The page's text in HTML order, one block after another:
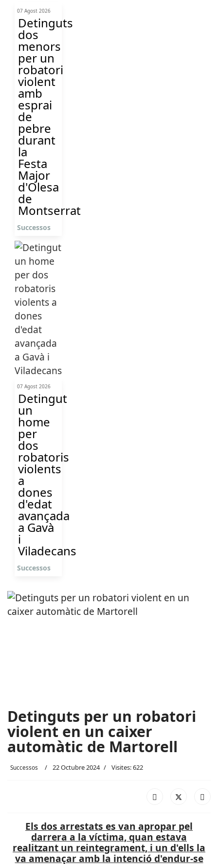
07 Agost 2026
Detinguts
dos
menors
per un
robatori
violent
amb
esprai
de
pebre
durant
la
Festa
Major
d'Olesa
de
Montserrat
Successos
07 Agost 2026
Detingut
un
home
per
dos
robatoris
violents
a
dones
d'edat
avançada
a Gavà
i
Viladecans
Successos
Detinguts per un robatori
violent en un caixer
automàtic de Martorell
Successos 22 Octubre 2024 Visites: 622
Els dos arrestats es van apropar pel
darrera a la víctima, quan estava
realitzant un reintegrament, i un d'ells la
va amenaçar amb la intenció d'endur-se